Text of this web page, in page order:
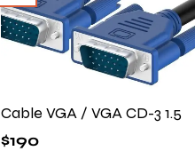
Cable VGA / VGA CD-3 1.5
$190